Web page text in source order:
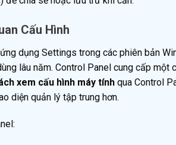
Cấu Hình
dụng Settings trong các phiên bản
lâu năm. Control Panel cung cấp một
xem cấu hình máy tính qua Control
diện quản lý tập trung hơn.